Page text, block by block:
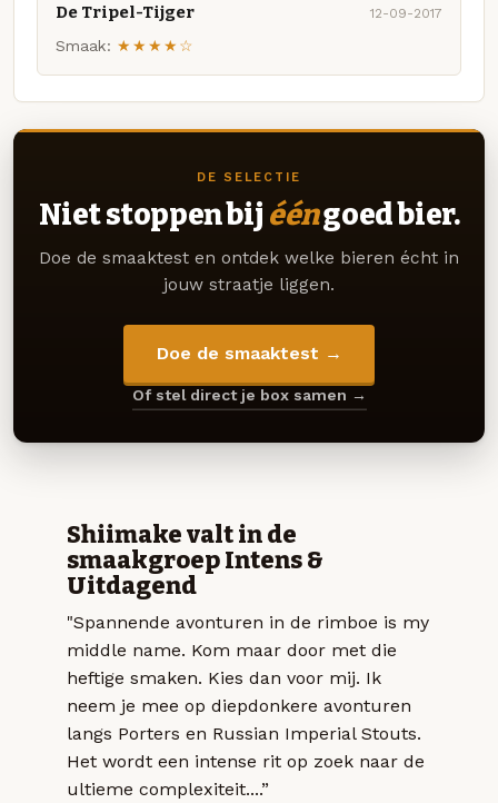
De Tripel-Tijger 12-09-2017
Smaak: ★★★★☆
DE SELECTIE
Niet stoppen bij ééngoed bier.
Doe de smaaktest en ontdek welke bieren écht in
jouw straatje liggen.
Doe de smaaktest →
Of stel direct je box samen →
Shiimake valt in de
smaakgroep Intens &
Uitdagend
"Spannende avonturen in de rimboe is my
middle name. Kom maar door met die
heftige smaken. Kies dan voor mij. Ik
neem je mee op diepdonkere avonturen
langs Porters en Russian Imperial Stouts.
Het wordt een intense rit op zoek naar de
ultieme complexiteit....”